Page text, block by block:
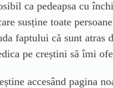
ca pedeapsa cu
susține toate
faptului că sunt atras
pe creștini să îmi
accesând pagina